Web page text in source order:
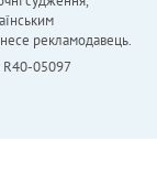
несе рекламодавець.
R40-05097